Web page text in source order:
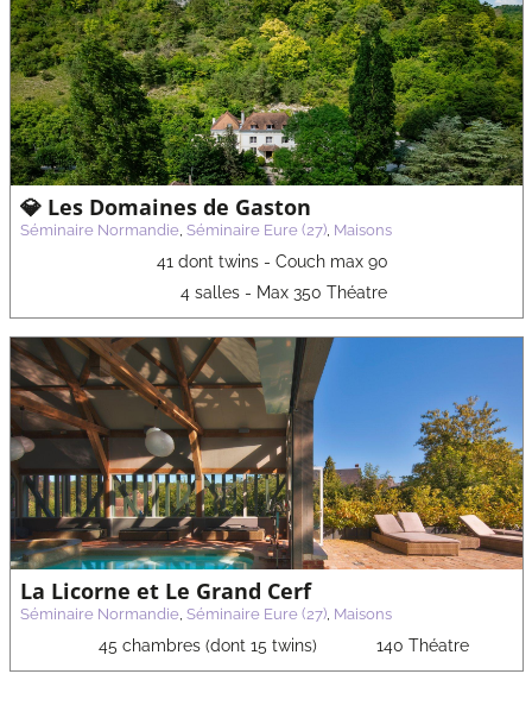
💎 Les Domaines de Gaston
Séminaire Normandie, Séminaire Eure (27), Maisons
41 dont twins - Couch max 90
4 salles - Max 350 Théatre
La Licorne et Le Grand Cerf
Séminaire Normandie, Séminaire Eure (27), Maisons
45 chambres (dont 15 twins) 140 Théatre